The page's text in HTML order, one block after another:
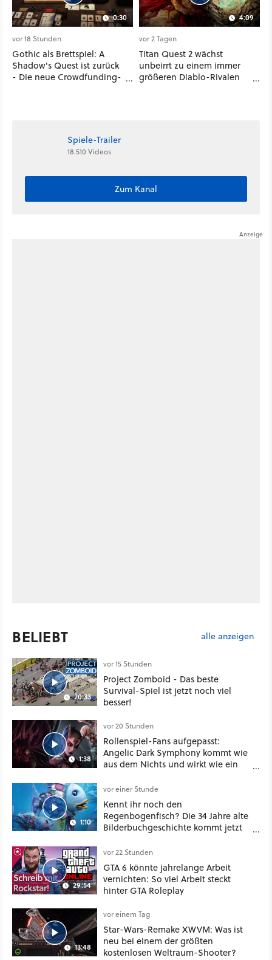
0:30
vor 18 Stunden
Gothic als Brettspiel: A
Shadow's Quest ist zurück
- Die neue Crowdfunding-
4:09
vor 2 Tagen
Titan Quest 2 wächst
unbeirrt zu einem immer
größeren Diablo-Rivalen
Spiele-Trailer
18.510 Videos
Zum Kanal
BELIEBT alle anzeigen
20:33
vor 15 Stunden
Project Zomboid - Das beste
Survival-Spiel ist jetzt noch viel
besser!
1:38
vor 20 Stunden
Rollenspiel-Fans aufgepasst:
Angelic Dark Symphony kommt wie
aus dem Nichts und wirkt wie ein
Mass Effect
1:10
vor einer Stunde
Kennt ihr noch den
Regenbogenfisch? Die 34 Jahre alte
Bilderbuchgeschichte kommt jetzt
29:54
vor 22 Stunden
GTA 6 könnte jahrelange Arbeit
vernichten: So viel Arbeit steckt
hinter GTA Roleplay
13:48
vor einem Tag
Star-Wars-Remake XWVM: Was ist
neu bei einem der größten
kostenlosen Weltraum-Shooter?